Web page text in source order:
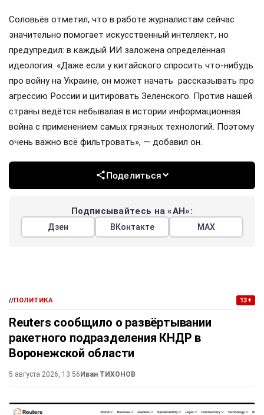
Соловьёв отметил, что в работе журналистам сейчас
значительно помогает искусственный интеллект, но
предупредил: в каждый ИИ заложена определённая
идеология. «Даже если у китайского спросить что-нибудь
про войну на Украине, он может начать рассказывать про
агрессию России и цитировать Зеленского. Против нашей
страны ведётся небывалая в истории информационная
война с применением самых грязных технологий. Поэтому
очень важно всё фильтровать», — добавил он.
Поделиться
Подписывайтесь на «АН»:
Дзен ВКонтакте МАХ
//ПОЛИТИКА 13+
Reuters сообщило о развёртывании
ракетного подразделения КНДР в
Воронежской области
5 августа 2026, 13:56Иван ТИХОНОВ